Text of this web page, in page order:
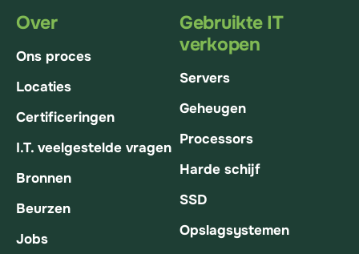
Over
Ons proces
Locaties
Certificeringen
I.T. veelgestelde vragen
Bronnen
Beurzen
Jobs
Gebruikte IT
verkopen
Servers
Geheugen
Processors
Harde schijf
SSD
Opslagsystemen